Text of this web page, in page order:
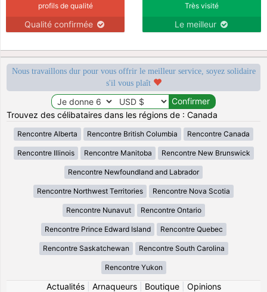
profils de qualité
Qualité confirmée
Très visité
Le meilleur
Nous travaillons dur pour vous offrir le meilleur service, soyez solidaire
s'il vous plaît
Trouvez des célibataires dans les régions de : Canada
Rencontre Alberta Rencontre British Columbia Rencontre Canada
Rencontre Illinois Rencontre Manitoba Rencontre New Brunswick
Rencontre Newfoundland and Labrador
Rencontre Northwest Territories Rencontre Nova Scotia
Rencontre Nunavut Rencontre Ontario
Rencontre Prince Edward Island Rencontre Quebec
Rencontre Saskatchewan Rencontre South Carolina
Rencontre Yukon
Actualités| Arnaqueurs| Boutique| Opinions